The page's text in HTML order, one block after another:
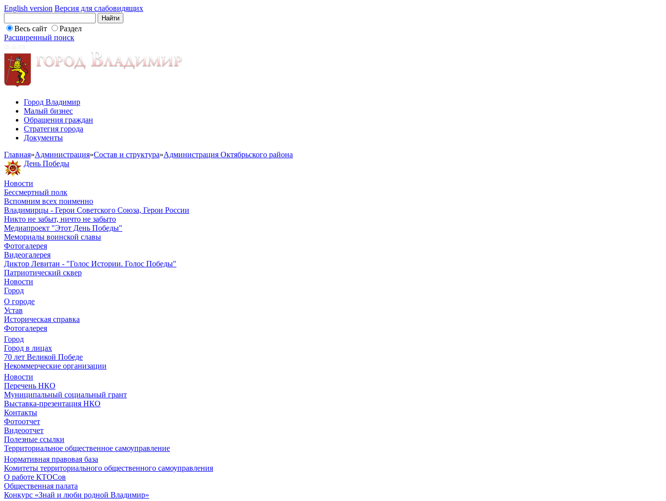
English version Версия для слабовидящих
Весь сайт
Раздел
Расширенный поиск
Город Владимир
Малый бизнес
Обращения граждан
Стратегия города
Документы
Главная»Администрация»Состав и структура»Администрация Октябрьского района
День Победы
Новости
Бессмертный полк
Вспомним всех поименно
Владимирцы - Герои Советского Союза, Герои России
Никто не забыт, ничто не забыто
Медиапроект "Этот День Победы"
Мемориалы воинской славы
Фотогалерея
Видеогалерея
Диктор Левитан - "Голос Истории. Голос Победы"
Патриотический сквер
Новости
Город
О городе
Устав
Историческая справка
Фотогалерея
Город
Город в лицах
70 лет Великой Победе
Некоммерческие организации
Новости
Перечень НКО
Муниципальный социальный грант
Выставка-презентация НКО
Контакты
Фотоотчет
Видеоотчет
Полезные ссылки
Территориальное общественное самоуправление
Нормативная правовая база
Комитеты территориального общественного самоуправления
О работе КТОСов
Общественная палата
Конкурс «Знай и люби родной Владимир»